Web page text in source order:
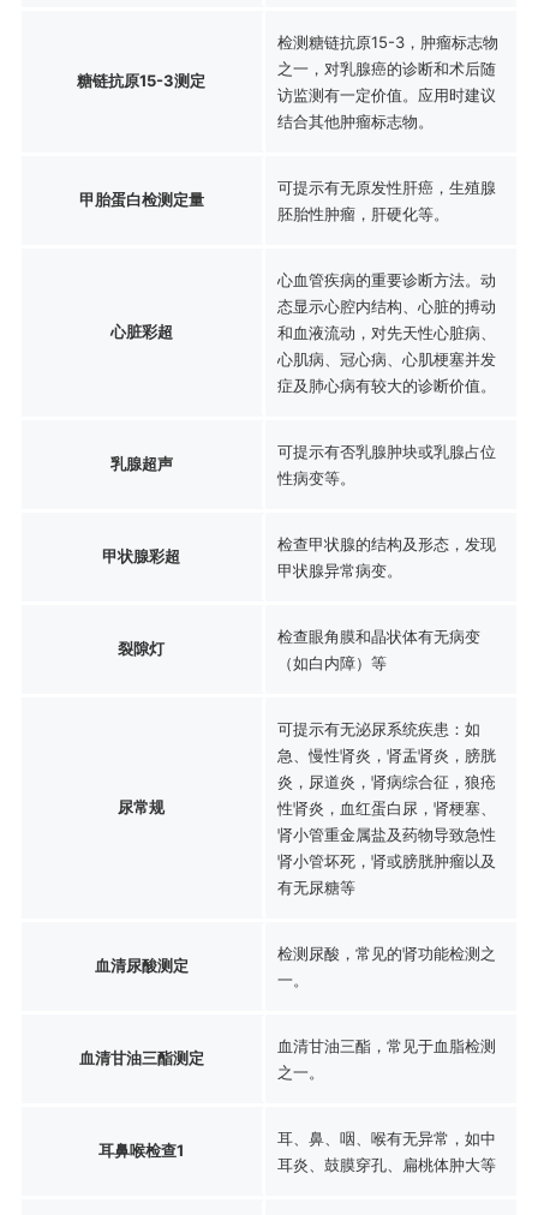
糖链抗原15-3测定
检测糖链抗原15-3，肿瘤标志物
之一，对乳腺癌的诊断和术后随
访监测有一定价值。应用时建议
结合其他肿瘤标志物。
甲胎蛋白检测定量
可提示有无原发性肝癌，生殖腺
胚胎性肿瘤，肝硬化等。
心脏彩超
心血管疾病的重要诊断方法。动
态显示心腔内结构、心脏的搏动
和血液流动，对先天性心脏病、
心肌病、冠心病、心肌梗塞并发
症及肺心病有较大的诊断价值。
乳腺超声
可提示有否乳腺肿块或乳腺占位
性病变等。
甲状腺彩超
检查甲状腺的结构及形态，发现
甲状腺异常病变。
裂隙灯
检查眼角膜和晶状体有无病变
（如白内障）等
尿常规
可提示有无泌尿系统疾患：如
急、慢性肾炎，肾盂肾炎，膀胱
炎，尿道炎，肾病综合征，狼疮
性肾炎，血红蛋白尿，肾梗塞、
肾小管重金属盐及药物导致急性
肾小管坏死，肾或膀胱肿瘤以及
有无尿糖等
血清尿酸测定
检测尿酸，常见的肾功能检测之
一。
血清甘油三酯测定
血清甘油三酯，常见于血脂检测
之一。
耳鼻喉检查1
耳、鼻、咽、喉有无异常，如中
耳炎、鼓膜穿孔、扁桃体肿大等